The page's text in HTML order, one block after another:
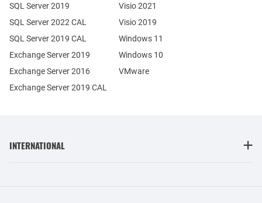
Exchange Server 2019
Exchange Server 2016
SQL Server 2019
SQL Server 2022 CAL
SQL Server 2019 CAL
Exchange Server 2019 CAL
Visio 2021
Visio 2019
Windows 11
Windows 10
VMware
INTERNATIONAL